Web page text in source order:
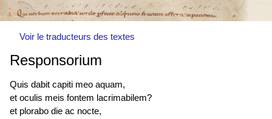
Voir le traducteurs des textes
Responsorium
Quis dabit capiti meo aquam,
et oculis meis fontem lacrimabilem?
et plorabo die ac nocte,